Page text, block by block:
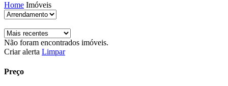
Home Imóveis
Não foram encontrados imóveis.
Criar alerta Limpar
Preço